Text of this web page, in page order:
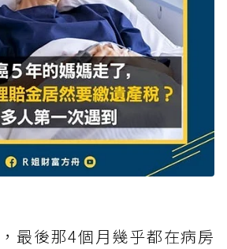
最後那4個月幾乎都在病房